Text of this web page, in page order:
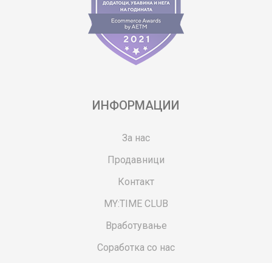
ИНФОРМАЦИИ
За нас
Продавници
Контакт
MY:TIME CLUB
Вработување
Соработка со нас